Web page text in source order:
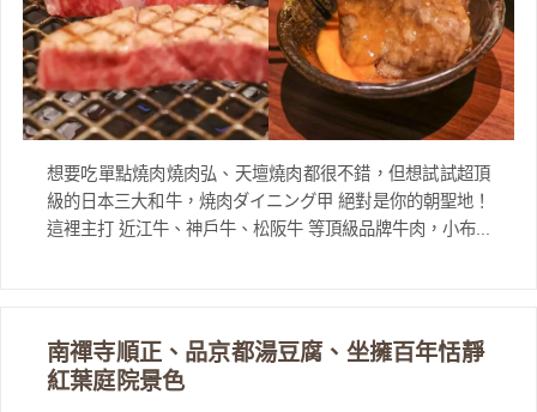
想要吃單點燒肉燒肉弘、天壇燒肉都很不錯，但想試試超頂
級的日本三大和牛，焼肉ダイニング甲 絕對是你的朝聖地！
這裡主打 近江牛、神戶牛、松阪牛 等頂級品牌牛肉，小布...
南禪寺順正、品京都湯豆腐、坐擁百年恬靜
紅葉庭院景色